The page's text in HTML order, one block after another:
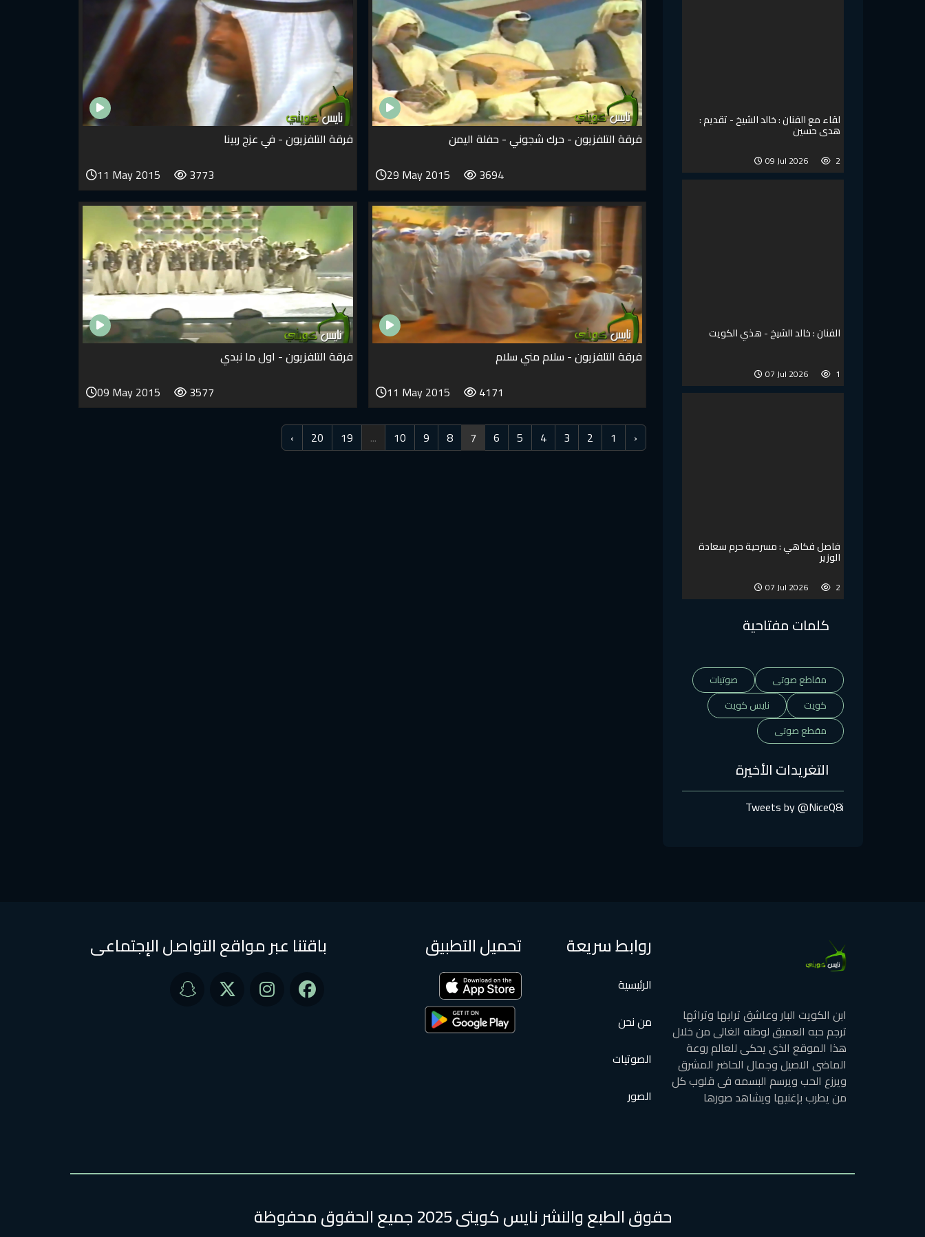
لقاء مع الفنان : خالد الشيخ - تقديم :
هدى حسين
2
09 Jul 2026
الفنان : خالد الشيخ - هذي الكويت
1
07 Jul 2026
فاصل فكاهي : مسرحية حرم سعادة
الوزير
2
07 Jul 2026
كلمات مفتاحية
مقاطع صوتى
صوتيات
كويت
نايس كويت
مقطع صوتى
التغريدات الأخيرة
Tweets by @NiceQ8i
فرقة التلفزيون - حرك شجوني - حفلة اليمن
3694
29 May 2015
فرقة التلفزيون - في عزج ربينا
3773
11 May 2015
فرقة التلفزيون - سلام مني سلام
4171
11 May 2015
فرقة التلفزيون - اول ما نبدي
3577
09 May 2015
‹
1
2
3
4
5
6
7
8
9
10
...
19
20
›
ابن الكويت البار وعاشق ترابها وتراثها
ترجم حبه العميق لوطنه الغالى من خلال
هذا الموقع الذى يحكى للعالم روعة
الماضى الاصيل وجمال الحاضر المشرق
ويرزع الحب ويرسم البسمه فى قلوب كل
من يطرب بإغنيها ويشاهد صورها
روابط سريعة
الرئيسية
من نحن
الصوتيات
الصور
تحميل التطبيق باقتنا عبر مواقع التواصل الإجتماعى
حقوق الطبع والنشر نايس كويتى 2025 جميع الحقوق محفوظة